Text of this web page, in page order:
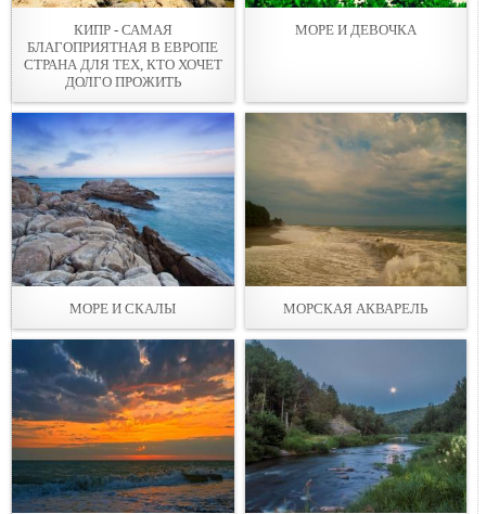
КИПР - САМАЯ
БЛАГОПРИЯТНАЯ В ЕВРОПЕ
СТРАНА ДЛЯ ТЕХ, КТО ХОЧЕТ
ДОЛГО ПРОЖИТЬ
МОРЕ И ДЕВОЧКА
МОРЕ И СКАЛЫ МОРСКАЯ АКВАРЕЛЬ